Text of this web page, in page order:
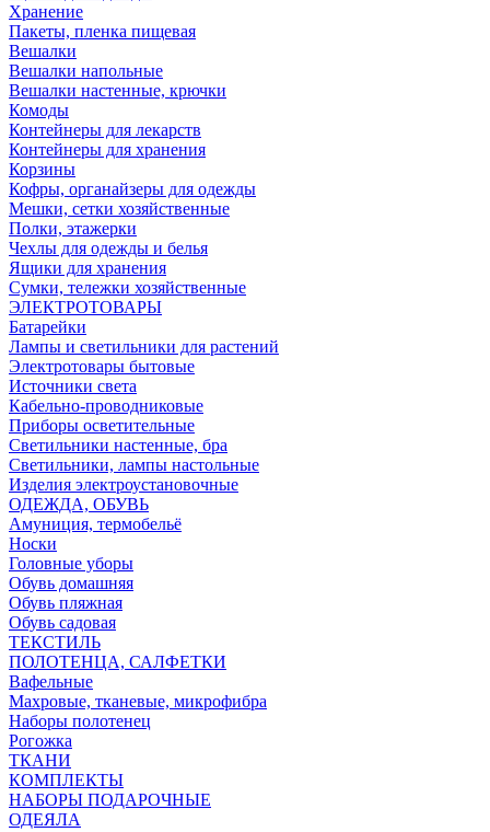
Хранение
Пакеты, пленка пищевая
Вешалки
Вешалки напольные
Вешалки настенные, крючки
Комоды
Контейнеры для лекарств
Контейнеры для хранения
Корзины
Кофры, органайзеры для одежды
Мешки, сетки хозяйственные
Полки, этажерки
Чехлы для одежды и белья
Ящики для хранения
Сумки, тележки хозяйственные
ЭЛЕКТРОТОВАРЫ
Батарейки
Лампы и светильники для растений
Электротовары бытовые
Источники света
Кабельно-проводниковые
Приборы осветительные
Светильники настенные, бра
Светильники, лампы настольные
Изделия электроустановочные
ОДЕЖДА, ОБУВЬ
Амуниция, термобельё
Носки
Головные уборы
Обувь домашняя
Обувь пляжная
Обувь садовая
ТЕКСТИЛЬ
ПОЛОТЕНЦА, САЛФЕТКИ
Вафельные
Махровые, тканевые, микрофибра
Наборы полотенец
Рогожка
ТКАНИ
КОМПЛЕКТЫ
НАБОРЫ ПОДАРОЧНЫЕ
ОДЕЯЛА